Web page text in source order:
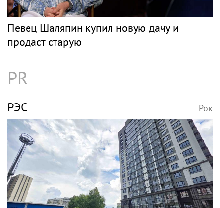
Певец Шаляпин купил новую дачу и
продаст старую
PR
РЭС Рок